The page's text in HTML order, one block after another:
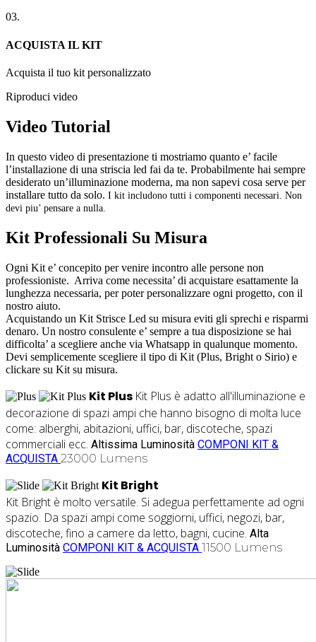
03.
ACQUISTA IL KIT
Acquista il tuo kit personalizzato
Riproduci video
Video Tutorial
In questo video di presentazione ti mostriamo quanto e’ facile
l’installazione di una striscia led fai da te. Probabilmente hai sempre
desiderato un’illuminazione moderna, ma non sapevi cosa serve per
installare tutto da solo. I kit includono tutti i componenti necessari. Non
devi piu’ pensare a nulla.
Kit Professionali Su Misura
Ogni Kit e’ concepito per venire incontro alle persone non
professioniste. Arriva come necessita’ di acquistare esattamente la
lunghezza necessaria, per poter personalizzare ogni progetto, con il
nostro aiuto.
Acquistando un Kit Strisce Led su misura eviti gli sprechi e risparmi
denaro. Un nostro consulente e’ sempre a tua disposizione se hai
difficolta’ a scegliere anche via Whatsapp in qualunque momento.
Devi semplicemente scegliere il tipo di Kit (Plus, Bright o Sirio) e
clickare su Kit su misura.
Kit Plus Kit Plus è adatto all'illuminazione e
decorazione di spazi ampi che hanno bisogno di molta luce
come: alberghi, abitazioni, uffici, bar, discoteche, spazi
commerciali ecc. Altissima Luminosità COMPONI KIT &
ACQUISTA 23000 Lumens
Kit Bright
Kit Bright è molto versatile. Si adegua perfettamente ad ogni
spazio. Da spazi ampi come soggiorni, uffici, negozi, bar,
discoteche, fino a camere da letto, bagni, cucine. Alta
Luminosità COMPONI KIT & ACQUISTA 11500 Lumens